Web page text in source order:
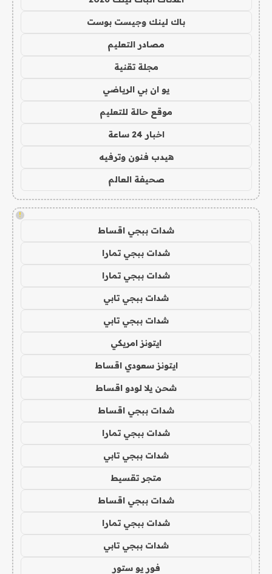
باك لينك وجيست بوست
مصادر التعليم
مجلة تقنية
يو ان بي الرياضي
موقع حالة للتعليم
اخبار 24 ساعة
هيدب فنون وترفيه
صحيفة العالم
!
شدات ببجي اقساط
شدات ببجي تمارا
شدات ببجي تمارا
شدات ببجي تابي
شدات ببجي تابي
ايتونز امريكي
ايتونز سعودي اقساط
شحن يلا لودو اقساط
شدات ببجي اقساط
شدات ببجي تمارا
شدات ببجي تابي
متجر تقسيط
شدات ببجي اقساط
شدات ببجي تمارا
شدات ببجي تابي
فور يو ستور